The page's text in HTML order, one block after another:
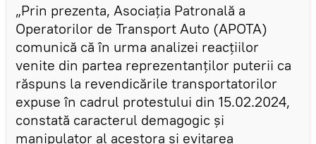
„Prin prezenta, Asociația Patronală a
Operatorilor de Transport Auto (APOTA)
comunică că în urma analizei reacțiilor
venite din partea reprezentanților puterii ca
răspuns la revendicările transportatorilor
expuse în cadrul protestului din 15.02.2024,
constată caracterul demagogic și
manipulator al acestora și evitarea